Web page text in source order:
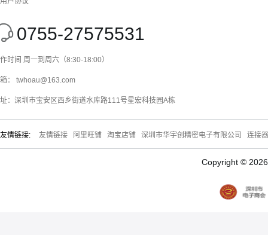
0755-27575531
时间 周一到周六（8:30-18:00）
： twhoau@163.com
：深圳市宝安区西乡街道水库路111号星宏科技园A栋
友情链接: 友情链接 阿里旺铺 淘宝店铺 深圳市华宇创精密电子有限公司 连接
Copyright ©